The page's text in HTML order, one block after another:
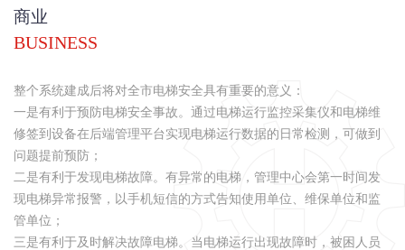
商业
BUSINESS
整个系统建成后将对全市电梯安全具有重要的意义：
一是有利于预防电梯安全事故。通过电梯运行监控采集仪和电梯维
修签到设备在后端管理平台实现电梯运行数据的日常检测，可做到
问题提前预防；
二是有利于发现电梯故障。有异常的电梯，管理中心会第一时间发
现电梯异常报警，以手机短信的方式告知使用单位、维保单位和监
管单位；
三是有利于及时解决故障电梯。当电梯运行出现故障时，被困人员